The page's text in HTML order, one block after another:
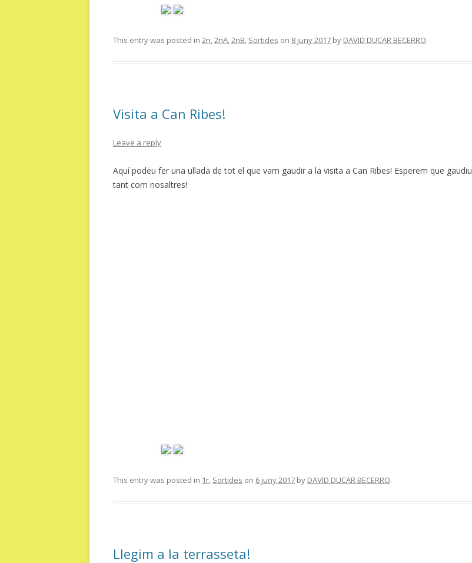
This entry was posted in 2n,2nA,2nB, Sortides on 8 juny 2017 by DAVID DUCAR BECERRO.
Visita a Can Ribes!
Leave a reply
Aquí podeu fer una ullada de tot el que vam gaudir a la visita a Can Ribes! Esperem que gaudiu
tant com nosaltres!
This entry was posted in 1r, Sortides on 6 juny 2017 by DAVID DUCAR BECERRO.
Llegim a la terrasseta!